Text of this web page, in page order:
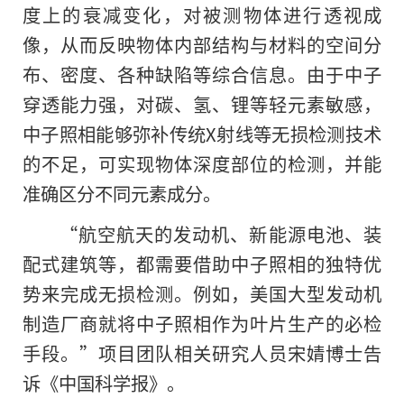
度上的衰减变化，对被测物体进行透视成
像，从而反映物体内部结构与材料的空间分
布、密度、各种缺陷等综合信息。由于中子
穿透能力强，对碳、氢、锂等轻元素敏感，
中子照相能够弥补传统X射线等无损检测技术
的不足，可实现物体深度部位的检测，并能
准确区分不同元素成分。
“航空航天的发动机、新能源电池、装
配式建筑等，都需要借助中子照相的独特优
势来完成无损检测。例如，美国大型发动机
制造厂商就将中子照相作为叶片生产的必检
手段。”项目团队相关研究人员宋婧博士告
诉《中国科学报》。